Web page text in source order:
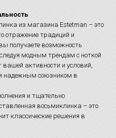
из магазина Estetman – это
отражение традиций и
получаете возможность
модным трендам с ноткой
активности и условий,
надежным союзником в
и тщательно
восьмиклинка – это
классические решения в